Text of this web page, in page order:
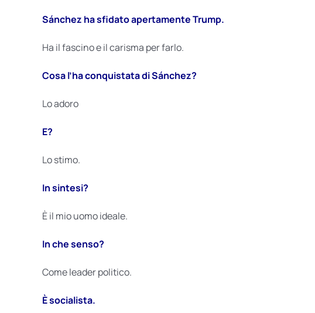
Sánchez ha sfidato apertamente Trump.
Ha il fascino e il carisma per farlo.
Cosa l’ha conquistata di Sánchez?
Lo adoro
E?
Lo stimo.
In sintesi?
È il mio uomo ideale.
In che senso?
Come leader politico.
È socialista.